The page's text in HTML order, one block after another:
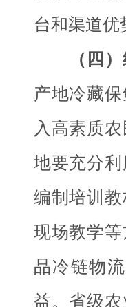
台和渠道优
（四
产地冷藏
入高素质
地要充分
编制培训
现场教学
品冷链物
益。省级